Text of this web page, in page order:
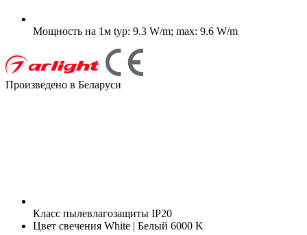
Мощность на 1м typ: 9.3 W/m; max: 9.6 W/m
Произведено в Беларуси
Класс пылевлагозащиты IP20
Цвет свечения White | Белый 6000 K